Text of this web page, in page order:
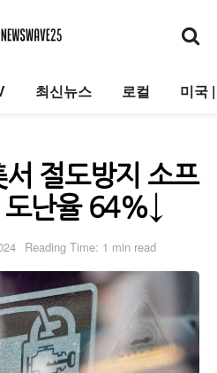
최신뉴스 로컬 미국
서 절도방지 소프
도난율 64%↓
Reading Time: 1 min read